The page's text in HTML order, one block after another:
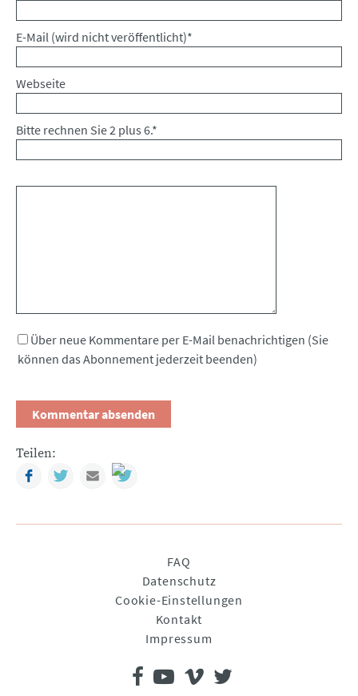
Pflichtfeld
E-Mail (wird nicht veröffentlicht)*
Webseite
Bitte rechnen Sie 2 plus 6.*
Über neue Kommentare per E-Mail benachrichtigen (Sie
können das Abonnement jederzeit beenden)
Teilen:
FacebookTwitterMail
FAQ
Datenschutz
Cookie-Einstellungen
Kontakt
Impressum